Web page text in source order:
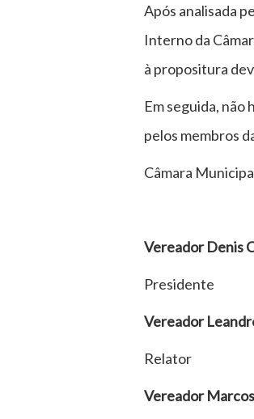
Após analisada
Interno da
à propositura
Em seguida, não
pelos membros
Câmara
Vereador Denis
Presidente
Vereador
Relator
Vereador